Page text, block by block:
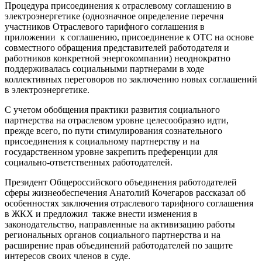
Процедура присоединения к отраслевому соглашению в
электроэнергетике (однозначное определение перечня
участников Отраслевого тарифного соглашения в
приложении к соглашению, присоединение к ОТС на основе
совместного обращения представителей работодателя и
работников конкретной энергокомпании) неоднократно
поддерживалась социальными партнерами в ходе
коллективных переговоров по заключению новых соглашений
в электроэнергетике.
С учетом обобщения практики развития социального
партнерства на отраслевом уровне целесообразно идти,
прежде всего, по пути стимулирования сознательного
присоединения к социальному партнерству и на
государственном уровне закрепить преференции для
социально-ответственных работодателей.
Президент Общероссийского объединения работодателей
сферы жизнеобеспечения Анатолий Кочегаров рассказал об
особенностях заключения отраслевого тарифного соглашения
в ЖКХ и предложил также внести изменения в
законодательство, направленные на активизацию работы
региональных органов социального партнерства и на
расширение прав объединений работодателей по защите
интересов своих членов в суде.